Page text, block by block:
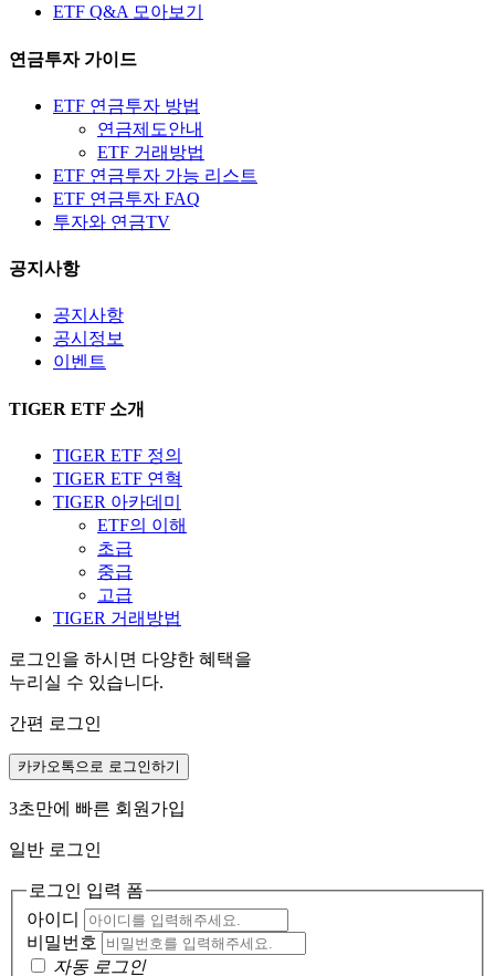
ETF Q&A 모아보기
연금투자 가이드
ETF 연금투자 방법
연금제도안내
ETF 거래방법
ETF 연금투자 가능 리스트
ETF 연금투자 FAQ
투자와 연금TV
공지사항
공지사항
공시정보
이벤트
TIGER ETF 소개
TIGER ETF 정의
TIGER ETF 연혁
TIGER 아카데미
ETF의 이해
초급
중급
고급
TIGER 거래방법
로그인을 하시면 다양한 혜택을
누리실 수 있습니다.
간편 로그인
카카오톡으로 로그인하기
3초만에 빠른 회원가입
일반 로그인
로그인 입력 폼
아이디
비밀번호
자동 로그인